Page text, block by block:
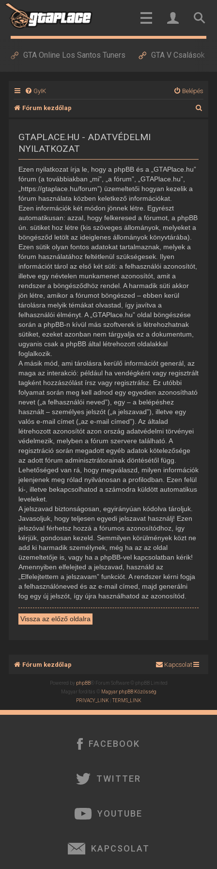
GTA Online Los Santos Tuners GTA V Csalások
GyIK Belépés
Fórum kezdőlap
GTAPLACE.HU - ADATVÉDELMI
NYILATKOZAT
Ezen nyilatkozat írja le, hogy a phpBB és a „GTAPlace.hu”
fórum (a továbbiakban „mi”, „a fórum”, „GTAPlace.hu”,
„https://gtaplace.hu/forum”) üzemeltetői hogyan kezelik a
fórum használata közben keletkező információkat.
Ezen információk két módon jönnek létre. Egyrészt
automatikusan: azzal, hogy felkeresed a fórumot, a phpBB
ún. sütiket hoz létre (kis szöveges állományok, melyeket a
böngésződ letölt az ideiglenes állományok könyvtárába).
Ezen sütik olyan fontos adatokat tartalmaznak, melyek a
fórum használatához feltétlenül szükségesek. Ilyen
információt tárol az első két süti: a felhasználói azonosítót,
illetve egy névtelen munkamenet azonosítót, amit a
rendszer a böngésződhöz rendel. A harmadik süti akkor
jön létre, amikor a fórumot böngészed – ebben kerül
tárolásra melyik témákat olvastad, így javítva a
felhasználói élményt. A „GTAPlace.hu” oldal böngészése
során a phpBB-n kívül más szoftverek is létrehozhatnak
sütiket, ezeket azonban nem tárgyalja ez a dokumentum,
ugyanis csak a phpBB által létrehozott oldalakkal
foglalkozik.
A másik mód, ami tárolásra kerülő információt generál, az
maga az interakció: például ha vendégként vagy regisztrált
tagként hozzászólást írsz vagy regisztrálsz. Ez utóbbi
folyamat során meg kell adnod egy egyedien azonosítható
nevet („a felhasználói neved”), egy – a belépéshez
használt – személyes jelszót („a jelszavad”), illetve egy
valós e-mail címet („az e-mail címed”). Az általad
létrehozott azonosítót azon ország adatvédelmi törvényei
védelmezik, melyben a fórum szervere található. A
regisztráció során megadott egyéb adatok kötelezősége
az adott fórum adminisztrátorainak döntésétől függ.
Lehetőséged van rá, hogy megválaszd, milyen információk
jelenjenek meg rólad nyilvánosan a profilodban. Ezen felül
ki-, illetve bekapcsolhatod a számodra küldött automatikus
leveleket.
A jelszavad biztonságosan, egyirányúan kódolva tároljuk.
Javasoljuk, hogy teljesen egyedi jelszavat használj! Ezen
jelszóval férhetsz hozzá a fórumos azonosítódhoz, így
kérjük, gondosan kezeld. Semmilyen körülmények közt ne
add ki harmadik személynek, még ha az az oldal
üzemeltetője is, vagy ha a phpBB-vel kapcsolatban kérik!
Amennyiben elfelejted a jelszavad, használd az
„Elfelejtettem a jelszavam” funkciót. A rendszer kérni fogja
a felhasználóneved és az e-mail címed, majd generálni
fog egy új jelszót, így újra használhatod az azonosítód.
Vissza az előző oldalra
Fórum kezdőlap Kapcsolat
Powered by phpBB® Forum Software © phpBB Limited
Magyar fordítás © Magyar phpBB Közösség
PRIVACY_LINK |TERMS_LINK
FACEBOOK
TWITTER
YOUTUBE
KAPCSOLAT